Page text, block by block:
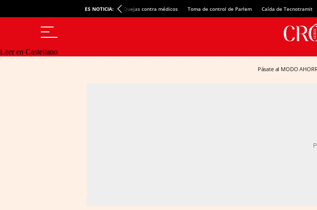
ES NOTICIA: Quejas contra médicos Toma de control de Parlem Caída de Tecnotramit
Leer en Castellano
Pásate al MODO